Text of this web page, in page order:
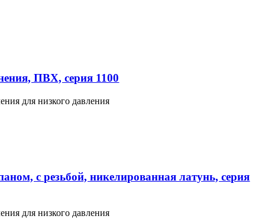
ПВХ, серия 1100
для низкого давления
с резьбой, никелированная латунь, серия
для низкого давления